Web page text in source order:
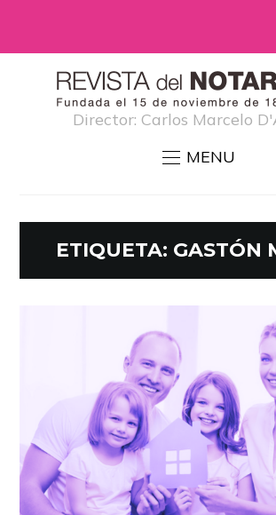
Director: Carlos Marcelo
MENU
ETIQUETA: GASTÓN